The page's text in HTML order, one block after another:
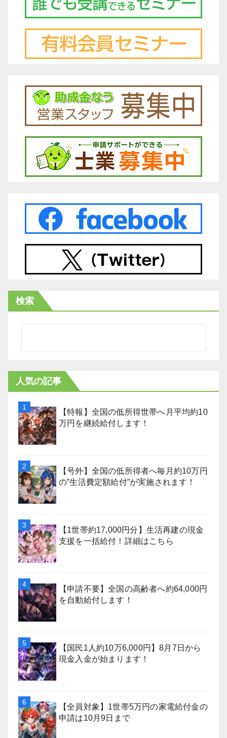
検索
人気の記事
【特報】全国の低所得世帯へ月平均約10
万円を継続給付します！
【号外】全国の低所得者へ毎月約10万円
の”生活費定額給付”が実施されます！
【1世帯約17,000円分】生活再建の現金
支援を一括給付！詳細はこちら
【申請不要】全国の高齢者へ約64,000円
を自動給付します！
【国民1人約10万6,000円】8月7日から
現金入金が始まります！
【全員対象】1世帯5万円の家電給付金の
申請は10月9日まで